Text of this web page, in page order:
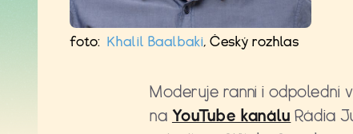
foto: Khalil Baalbaki,Český rozhlas
Moderuje ranní i odpolední
na YouTube kanálu Rádia